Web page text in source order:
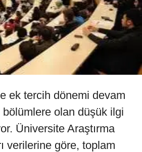
ek tercih dönemi devam
bölümlere olan düşük ilgi
Üniversite Araştırma
verilerine göre, toplam